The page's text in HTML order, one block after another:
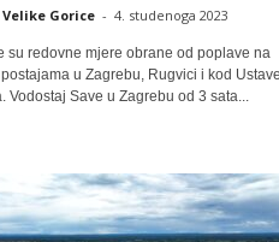
Gorice - 4. studenoga 2023
su redovne mjere obrane od poplave na
u Zagrebu, Rugvici i kod Ustave
Vodostaj Save u Zagrebu od 3 sata...